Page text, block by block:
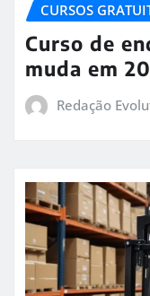
CURSOS
Curso de
muda em
Redação